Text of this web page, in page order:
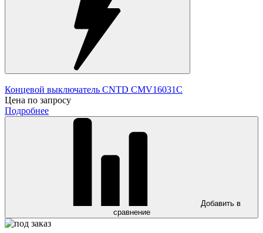
Концевой выключатель CNTD CMV16031C
Цена по запросу
Подробнее
Добавить в
сравнение